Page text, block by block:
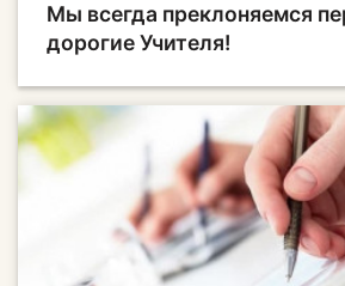
Мы всегда преклоняемся
дорогие Учителя!